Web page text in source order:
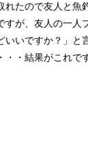
れたので友人と魚
すが、友人の一人
いいですか？」と
・・結果がこれで